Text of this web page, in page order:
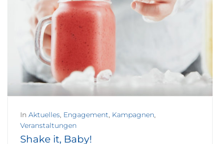
In Aktuelles, Engagement, Kampagnen,
Veranstaltungen
Shake it, Baby!